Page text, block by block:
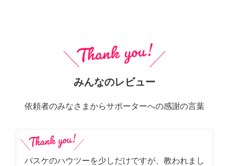
みんなのレビュー
依頼者のみなさまからサポーターへの感謝の言葉
バスケのハウツーを少しだけですが、教われまし